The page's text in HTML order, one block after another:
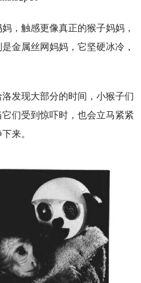
，触感更像真正的猴子妈妈，
金属丝网妈妈，它坚硬冰冷，
发现大部分的时间，小猴子们
们受到惊吓时，也会立马紧紧
来。